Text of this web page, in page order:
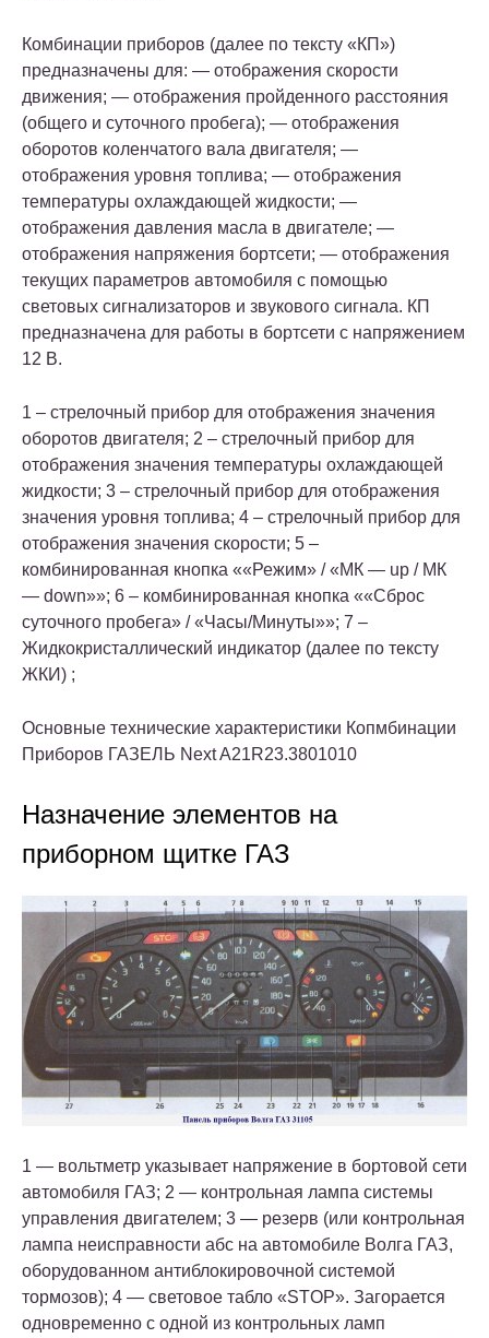
Комбинации приборов (далее по тексту «КП»)
предназначены для: — отображения скорости
движения; — отображения пройденного расстояния
(общего и суточного пробега); — отображения
оборотов коленчатого вала двигателя; —
отображения уровня топлива; — отображения
температуры охлаждающей жидкости; —
отображения давления масла в двигателе; —
отображения напряжения бортсети; — отображения
текущих параметров автомобиля с помощью
световых сигнализаторов и звукового сигнала. КП
предназначена для работы в бортсети с напряжением
12 В.
1 – стрелочный прибор для отображения значения
оборотов двигателя; 2 – стрелочный прибор для
отображения значения температуры охлаждающей
жидкости; 3 – стрелочный прибор для отображения
значения уровня топлива; 4 – стрелочный прибор для
отображения значения скорости; 5 –
комбинированная кнопка ««Режим» / «МК — up / МК
— down»»; 6 – комбинированная кнопка ««Сброс
суточного пробега» / «Часы/Минуты»»; 7 –
Жидкокристаллический индикатор (далее по тексту
ЖКИ) ;
Основные технические характеристики Копмбинации
Приборов ГАЗЕЛЬ Next A21R23.3801010
Назначение элементов на
приборном щитке ГАЗ
1 — вольтметр указывает напряжение в бортовой сети
автомобиля ГАЗ; 2 — контрольная лампа системы
управления двигателем; 3 — резерв (или контрольная
лампа неисправности абс на автомобиле Волга ГАЗ,
оборудованном антиблокировочной системой
тормозов); 4 — световое табло «STOP». Загорается
одновременно с одной из контрольных ламп